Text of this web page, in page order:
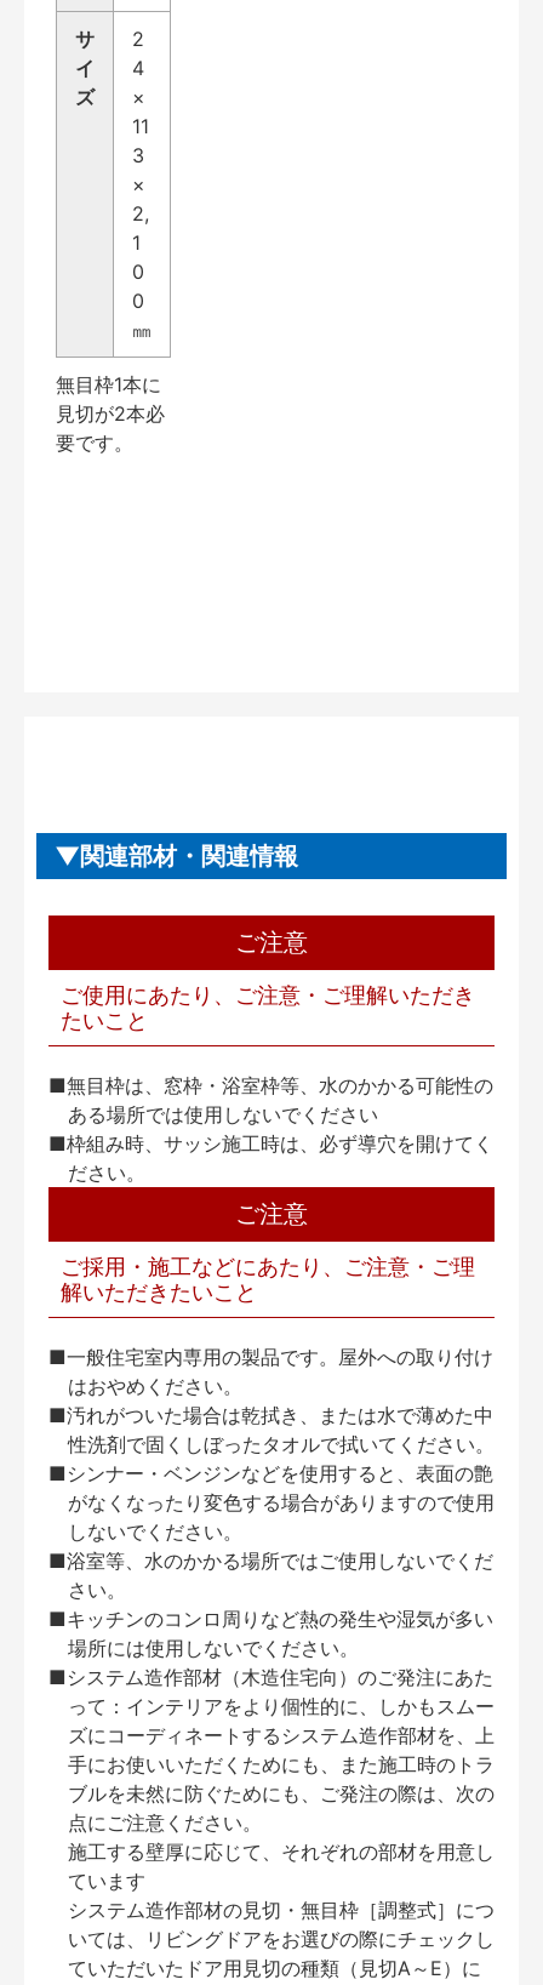
サ
イ
ズ
2
4
×
11
3
×
2,
1
0
0
㎜
無目枠1本に
見切が2本必
要です。
関連部材・関連情報
ご注意
ご使用にあたり、ご注意・ご理解いただき
たいこと
■無目枠は、窓枠・浴室枠等、水のかかる可能性の
ある場所では使用しないでください
■枠組み時、サッシ施工時は、必ず導穴を開けてく
ださい。
ご注意
ご採用・施工などにあたり、ご注意・ご理
解いただきたいこと
■一般住宅室内専用の製品です。屋外への取り付け
はおやめください。
■汚れがついた場合は乾拭き、または水で薄めた中
性洗剤で固くしぼったタオルで拭いてください。
■シンナー・ベンジンなどを使用すると、表面の艶
がなくなったり変色する場合がありますので使用
しないでください。
■浴室等、水のかかる場所ではご使用しないでくだ
さい。
■キッチンのコンロ周りなど熱の発生や湿気が多い
場所には使用しないでください。
■システム造作部材（木造住宅向）のご発注にあた
って：インテリアをより個性的に、しかもスムー
ズにコーディネートするシステム造作部材を、上
手にお使いいただくためにも、また施工時のトラ
ブルを未然に防ぐためにも、ご発注の際は、次の
点にご注意ください。
施工する壁厚に応じて、それぞれの部材を用意し
ています
システム造作部材の見切・無目枠［調整式］につ
いては、リビングドアをお選びの際にチェックし
ていただいたドア用見切の種類（見切A～E）に